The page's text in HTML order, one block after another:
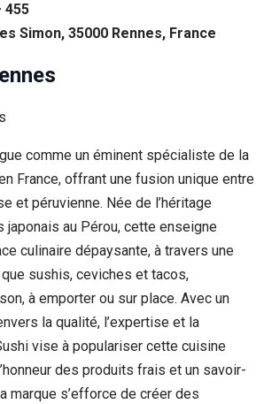
455
Simon, 35000 Rennes, France
comme un éminent spécialiste de la
France, offrant une fusion unique entre
et péruvienne. Née de l’héritage
japonais au Pérou, cette enseigne
culinaire dépaysante, à travers une
sushis, ceviches et tacos,
à emporter ou sur place. Avec un
la qualité, l’expertise et la
vise à populariser cette cuisine
des produits frais et un savoir-
marque s’efforce de créer des